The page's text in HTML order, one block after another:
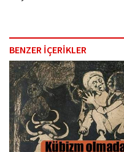
BENZER İÇERİKLER